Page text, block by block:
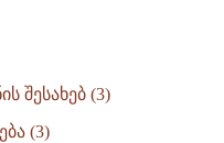
შესახებ (3)
(3)